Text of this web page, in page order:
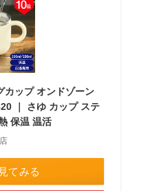
カップ オンドゾーン
｜ さゆ カップ ステ
保温 温活
てみる